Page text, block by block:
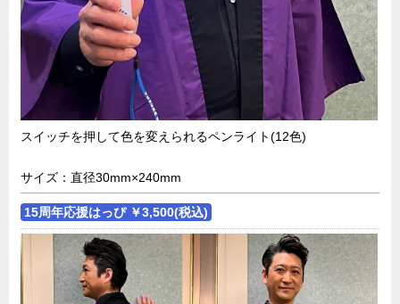
スイッチを押して色を変えられるペンライト(12色)
サイズ：直径30mm×240mm
15周年応援はっぴ ￥3,500(税込)